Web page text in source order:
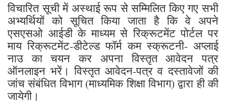
विचारित सूची में अस्थाई रूप से सम्मिलित किए गए सभी
अभ्यर्थियों को सूचित किया जाता है कि वे अपने
एसएसओ आईडी के माध्यम से रिक्रूटमेंट पोर्टल पर
माय रिक्रूटमेंट-डीटेल्ड फॉर्म कम स्क्रूटनी- अप्लाई
नाउ का चयन कर अपना विस्तृत आवेदन पत्र
ऑनलाइन भरें। विस्तृत आवेदन-पत्र व दस्तावेजों की
जांच संबंधित विभाग (माध्यमिक शिक्षा विभाग) द्वारा ही की
जायेगी।